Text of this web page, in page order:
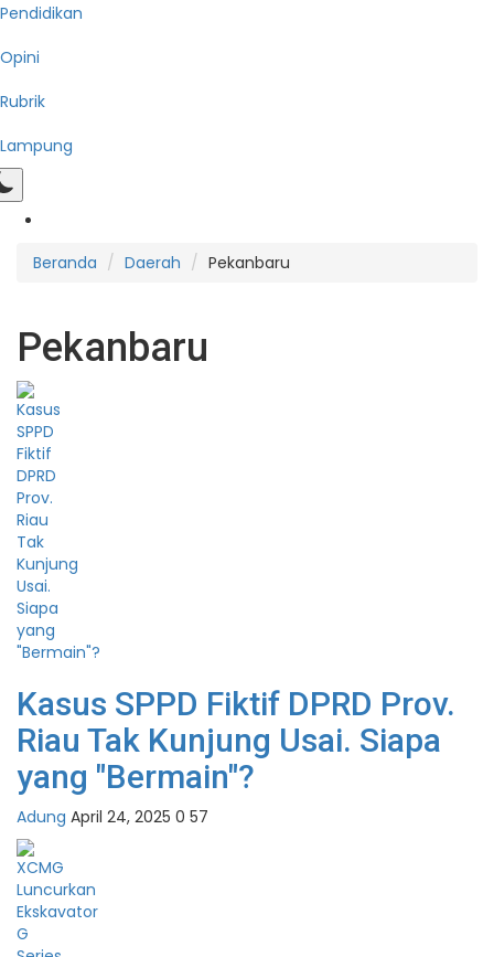
Pendidikan
Opini
Rubrik
Lampung
Beranda Daerah Pekanbaru
Pekanbaru
Kasus SPPD Fiktif DPRD Prov.
Riau Tak Kunjung Usai. Siapa
yang "Bermain"?
Adung April 24, 2025 0 57